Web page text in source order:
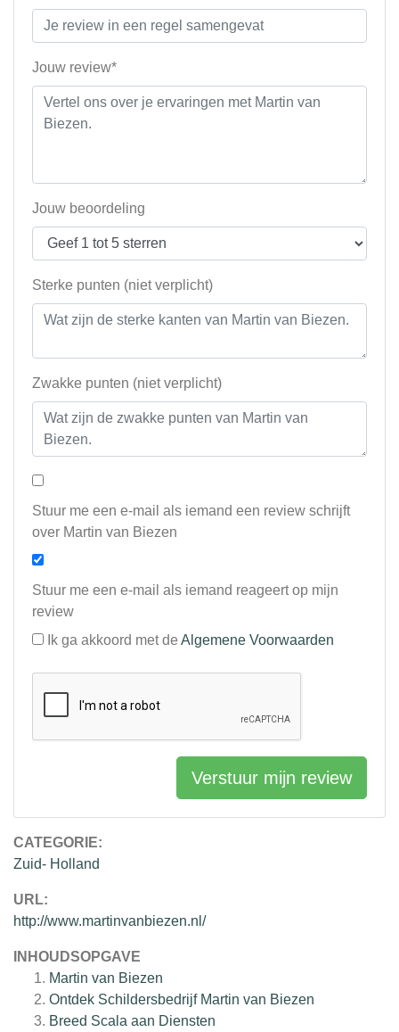
CATEGORIE:
Zuid- Holland
URL:
http://www.martinvanbiezen.nl/
INHOUDSOPGAVE
Martin van Biezen
Ontdek Schildersbedrijf Martin van Biezen
Breed Scala aan Diensten
Jouw review*
Jouw beoordeling
Sterke punten (niet verplicht)
Zwakke punten (niet verplicht)
Stuur me een e-mail als iemand een review schrijft
over Martin van Biezen
Stuur me een e-mail als iemand reageert op mijn
review
Ik ga akkoord met de Algemene Voorwaarden
Verstuur mijn review